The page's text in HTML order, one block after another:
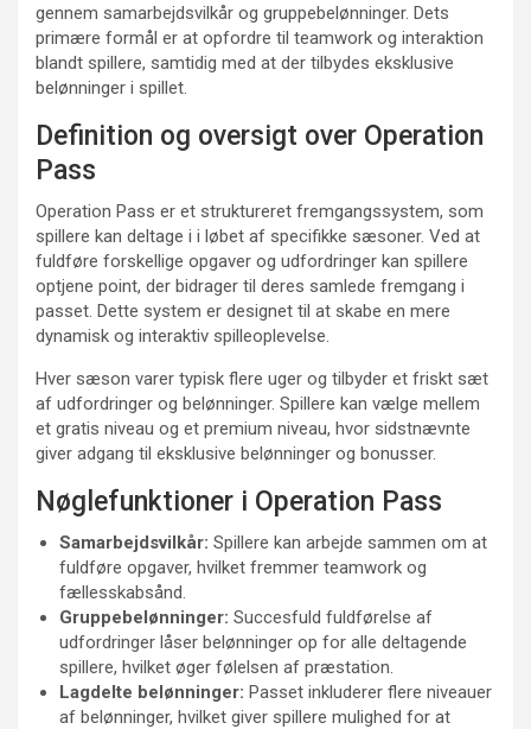
gennem samarbejdsvilkår og gruppebelønninger. Dets
primære formål er at opfordre til teamwork og interaktion
blandt spillere, samtidig med at der tilbydes eksklusive
belønninger i spillet.
Definition og oversigt over Operation
Pass
Operation Pass er et struktureret fremgangssystem, som
spillere kan deltage i i løbet af specifikke sæsoner. Ved at
fuldføre forskellige opgaver og udfordringer kan spillere
optjene point, der bidrager til deres samlede fremgang i
passet. Dette system er designet til at skabe en mere
dynamisk og interaktiv spilleoplevelse.
Hver sæson varer typisk flere uger og tilbyder et friskt sæt
af udfordringer og belønninger. Spillere kan vælge mellem
et gratis niveau og et premium niveau, hvor sidstnævnte
giver adgang til eksklusive belønninger og bonusser.
Nøglefunktioner i Operation Pass
Samarbejdsvilkår: Spillere kan arbejde sammen om at
fuldføre opgaver, hvilket fremmer teamwork og
fællesskabsånd.
Gruppebelønninger: Succesfuld fuldførelse af
udfordringer låser belønninger op for alle deltagende
spillere, hvilket øger følelsen af præstation.
Lagdelte belønninger: Passet inkluderer flere niveauer
af belønninger, hvilket giver spillere mulighed for at